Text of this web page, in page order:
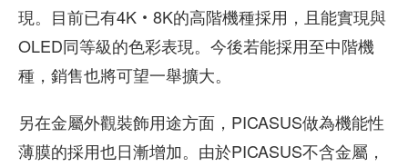
現。目前已有4K‧8K的高階機種採用，且能實現與
OLED同等級的色彩表現。今後若能採用至中階機
種，銷售也將可望一舉擴大。
另在金屬外觀裝飾用途方面，PICASUS做為機能性
薄膜的採用也日漸增加。由於PICASUS不含金屬，